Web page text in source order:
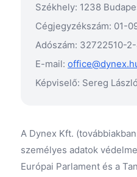
Székhely: 1238
Cégjegyzékszám: 01-
Adószám: 32722510-
E-mail:
Képviselő: Sereg
A Dynex Kft.
személyes adatok
Európai Parlament és a